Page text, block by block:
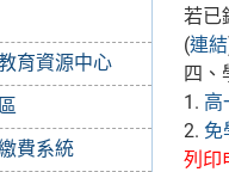
育資源中心
費系統
若已
(連結
四、
1. 高
2. 免
列印